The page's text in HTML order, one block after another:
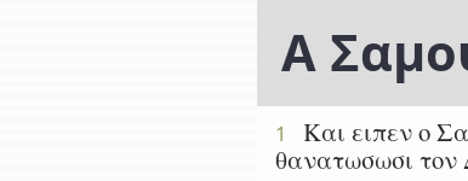
Α
1
Και ειπεν ο
θανατωσωσι τον